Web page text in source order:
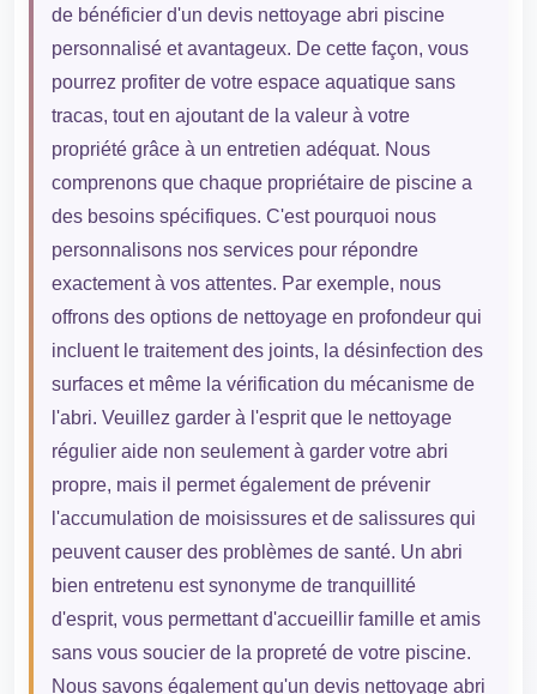
de bénéficier d'un devis nettoyage abri piscine
personnalisé et avantageux. De cette façon, vous
pourrez profiter de votre espace aquatique sans
tracas, tout en ajoutant de la valeur à votre
propriété grâce à un entretien adéquat. Nous
comprenons que chaque propriétaire de piscine a
des besoins spécifiques. C'est pourquoi nous
personnalisons nos services pour répondre
exactement à vos attentes. Par exemple, nous
offrons des options de nettoyage en profondeur qui
incluent le traitement des joints, la désinfection des
surfaces et même la vérification du mécanisme de
l'abri. Veuillez garder à l'esprit que le nettoyage
régulier aide non seulement à garder votre abri
propre, mais il permet également de prévenir
l'accumulation de moisissures et de salissures qui
peuvent causer des problèmes de santé. Un abri
bien entretenu est synonyme de tranquillité
d'esprit, vous permettant d'accueillir famille et amis
sans vous soucier de la propreté de votre piscine.
Nous savons également qu'un devis nettoyage abri